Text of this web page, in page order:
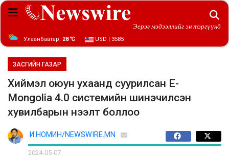
Эерэг мэдээллийг эн тэргүүнд
Улаанбаатар: 28 ℃ USD | 3585
ЗАСГИЙН ГАЗАР
Хиймэл оюун ухаанд суурилсан E-
Mongolia 4.0 системийн шинэчилсэн
хувилбарын нээлт боллоо
И.НОМИН/NEWSWIRE.MN
2024-05-07